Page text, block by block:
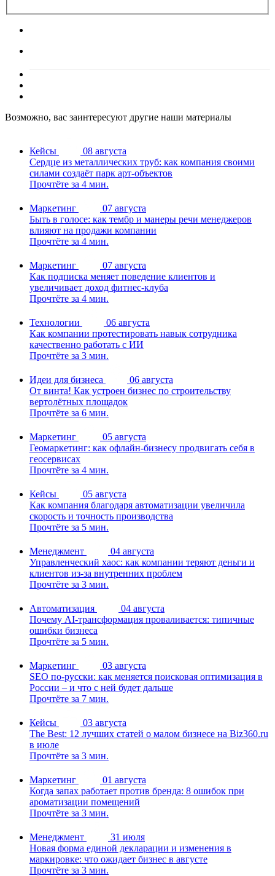
Возможно, вас заинтересуют другие наши материалы
Кейсы
08 августа
Сердце из металлических труб: как компания своими
силами создаёт парк арт-объектов
Прочтёте за 4 мин.
Маркетинг
07 августа
Быть в голосе: как тембр и манеры речи менеджеров
влияют на продажи компании
Прочтёте за 4 мин.
Маркетинг
07 августа
Как подписка меняет поведение клиентов и
увеличивает доход фитнес-клуба
Прочтёте за 4 мин.
Технологии
06 августа
Как компании протестировать навык сотрудника
качественно работать с ИИ
Прочтёте за 3 мин.
Идеи для бизнеса
06 августа
От винта! Как устроен бизнес по строительству
вертолётных площадок
Прочтёте за 6 мин.
Маркетинг
05 августа
Геомаркетинг: как офлайн-бизнесу продвигать себя в
геосервисах
Прочтёте за 4 мин.
Кейсы
05 августа
Как компания благодаря автоматизации увеличила
скорость и точность производства
Прочтёте за 5 мин.
Менеджмент
04 августа
Управленческий хаос: как компании теряют деньги и
клиентов из-за внутренних проблем
Прочтёте за 3 мин.
Автоматизация
04 августа
Почему AI-трансформация проваливается: типичные
ошибки бизнеса
Прочтёте за 5 мин.
Маркетинг
03 августа
SEO по-русски: как меняется поисковая оптимизация в
России – и что с ней будет дальше
Прочтёте за 7 мин.
Кейсы
03 августа
The Best: 12 лучших статей о малом бизнесе на Biz360.ru
в июле
Прочтёте за 3 мин.
Маркетинг
01 августа
Когда запах работает против бренда: 8 ошибок при
ароматизации помещений
Прочтёте за 3 мин.
Менеджмент
31 июля
Новая форма единой декларации и изменения в
маркировке: что ожидает бизнес в августе
Прочтёте за 3 мин.